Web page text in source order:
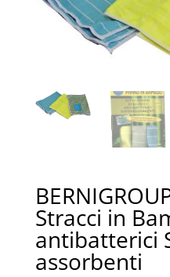
Stracci in
antibatterici
assorbenti